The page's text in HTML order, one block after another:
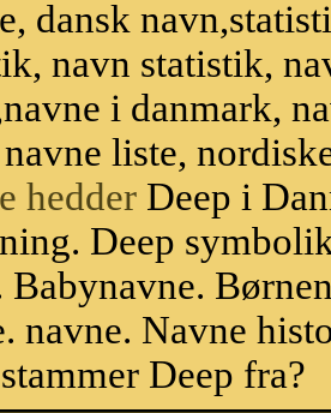
dansk
navn statistik,
i danmark,
liste,
hedder Deep i
Deep
Babynavne.
navne. Navne
Deep fra?